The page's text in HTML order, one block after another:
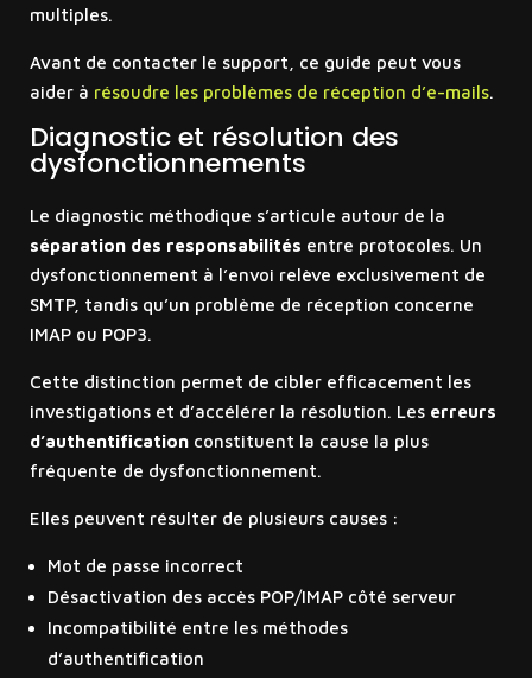
multiples.
Avant de contacter le support, ce guide peut vous
aider à résoudre les problèmes de réception d’e-mails.
Diagnostic et résolution des
dysfonctionnements
Le diagnostic méthodique s’articule autour de la
séparation des responsabilités entre protocoles. Un
dysfonctionnement à l’envoi relève exclusivement de
SMTP, tandis qu’un problème de réception concerne
IMAP ou POP3.
Cette distinction permet de cibler efficacement les
investigations et d’accélérer la résolution. Les erreurs
d’authentificationconstituent la cause la plus
fréquente de dysfonctionnement.
Elles peuvent résulter de plusieurs causes :
Mot de passe incorrect
Désactivation des accès POP/IMAP côté serveur
Incompatibilité entre les méthodes
d’authentification